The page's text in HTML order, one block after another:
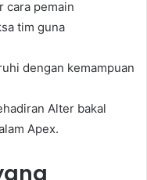
cara pemain
tim guna
dengan kemampuan
Alter bakal
Apex.